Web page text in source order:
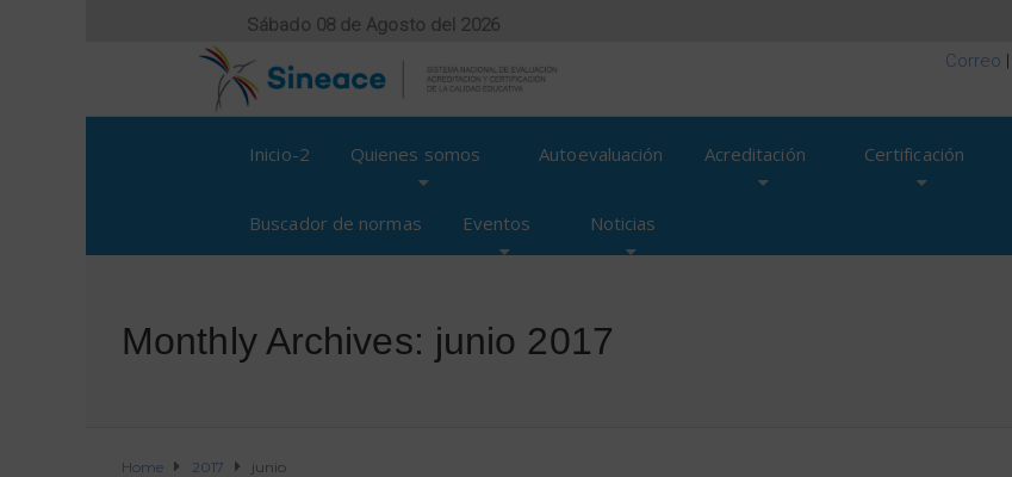
Sábado 08 de Agosto del 2026
Correo |
Inicio-2 Quienes somos Autoevaluación Acreditación Certificación
Buscador de normas Eventos Noticias
Monthly Archives: junio 2017
Home 2017 junio